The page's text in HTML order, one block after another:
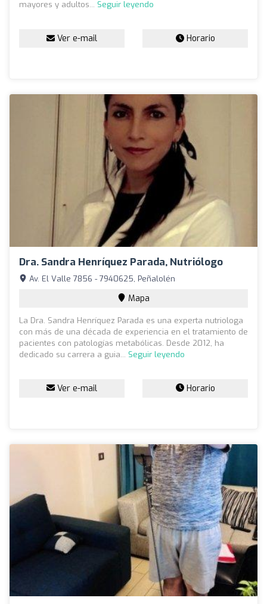
mayores y adultos... Seguir leyendo
Ver e-mail Horario
Dra. Sandra Henríquez Parada, Nutriólogo
Av. El Valle 7856 - 7940625, Peñalolén
Mapa
La Dra. Sandra Henríquez Parada es una experta nutriologa
con más de una década de experiencia en el tratamiento de
pacientes con patologías metabólicas. Desde 2012, ha
dedicado su carrera a guia... Seguir leyendo
Ver e-mail Horario